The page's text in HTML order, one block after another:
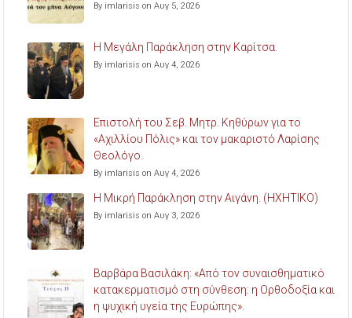
By imlarisis on Αυγ 5, 2026
Η Μεγάλη Παράκληση στην Καρίτσα.
By imlarisis on Αυγ 4, 2026
Επιστολή του Σεβ. Μητρ. Κηθύρων για το
«Αχιλλίου Πόλις» και τον μακαριστό Λαρίσης
Θεολόγο.
By imlarisis on Αυγ 4, 2026
Η Μικρή Παράκληση στην Αιγάνη. (ΗΧΗΤΙΚΟ)
By imlarisis on Αυγ 3, 2026
Βαρβάρα Βασιλάκη: «Από τον συναισθηματικό
κατακερματισμό στη σύνθεση: η Ορθοδοξία και
η ψυχική υγεία της Ευρώπης».